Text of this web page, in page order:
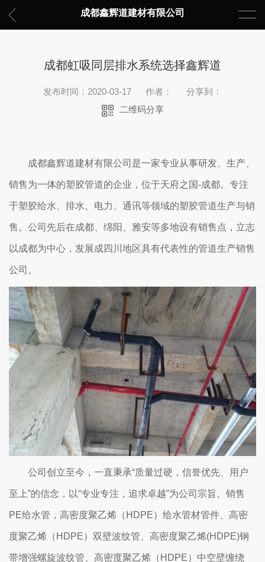
成都鑫辉道建材有限公司
成都虹吸同层排水系统选择鑫辉道
发布时间：2020-03-17 作者：
分享到：
二维码分享
成都鑫辉道建材有限公司是一家专业从事研发、生产、
销售为一体的塑胶管道的企业，位于天府之国-成都。专注
于塑胶给水、排水、电力、通讯等领域的塑胶管道生产与销
售。公司先后在成都、绵阳、雅安等多地设有销售点，立志
以成都为中心，发展成四川地区具有代表性的管道生产销售
公司。
公司创立至今，一直秉承“质量过硬，信誉优先、用户
至上”的信念，以“专业专注，追求卓越”为公司宗旨。销售
PE给水管，高密度聚乙烯（HDPE）给水管材管件、高密
度聚乙烯（HDPE）双壁波纹管、高密度聚乙烯(HDPE)钢
带增强螺旋波纹管、高密度聚乙烯（HDPE）中空壁缠绕